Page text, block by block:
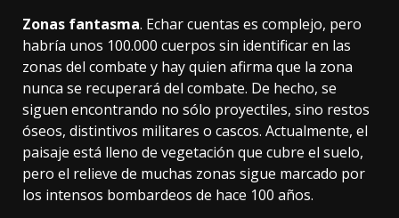
Zonas fantasma. Echar cuentas es complejo, pero
habría unos 100.000 cuerpos sin identificar en las
zonas del combate y hay quien afirma que la zona
nunca se recuperará del combate. De hecho, se
siguen encontrando no sólo proyectiles, sino restos
óseos, distintivos militares o cascos. Actualmente, el
paisaje está lleno de vegetación que cubre el suelo,
pero el relieve de muchas zonas sigue marcado por
los intensos bombardeos de hace 100 años.